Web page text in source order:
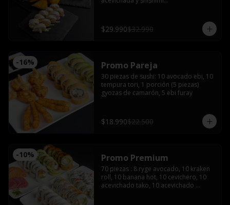
salmón con salsa acevichada.
Acevichado tako: Pulpo furay, palta
$29.990$32.990
-16% Promo Pareja
30 piezas de sushi: 10 avocado ebi, 10
tempura tori, 1 porción (5 piezas)
gyozas de camarón, 5 ebi furay
$18.990$22.500
-10% Promo Premium
70 piezas : 8 ryge avocado, 10 kraken
roll, 10 banana hot, 10 cevichero, 10
acevichado tako, 10 acevichado